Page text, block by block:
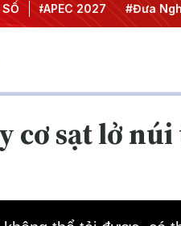
2027 #Đưa Nghị quyết
cơ sạt lở